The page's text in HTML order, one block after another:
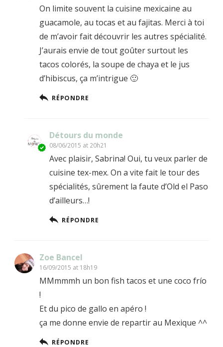
On limite souvent la cuisine mexicaine au
guacamole, au tocas et au fajitas. Merci à toi
de m’avoir fait découvrir les autres spécialité.
J’aurais envie de tout goûter surtout les
tacos colorés, la soupe de chaya et le jus
d’hibiscus, ça m’intrigue 🙂
RÉPONDRE
Détours du monde
08/06/2015 at 20h21
Avec plaisir, Sabrina! Oui, tu veux parler de
cuisine tex-mex. On a vite fait le tour des
spécialités, sûrement la faute d’Old el Paso
d’ailleurs…!
RÉPONDRE
Zoe Bancel
16/09/2015 at 18h19
MMmmmh un bon fish tacos et une coco frío
!
Et du pico de gallo en apéro !
ça me donne envie de repartir au Mexique ^^
RÉPONDRE